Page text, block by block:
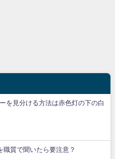
を見分ける方法は赤色灯の下の白
職質で聞いたら要注意？